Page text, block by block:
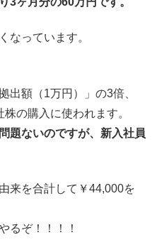
なっています。
出額（1万円）」の3倍、
の購入に使われます。
題ないのですが、新入社員
来を合計して￥44,000を
るぞ！！！！